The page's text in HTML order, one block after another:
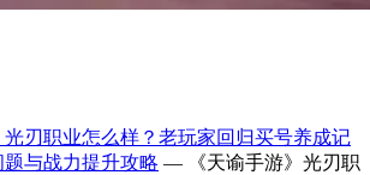
光刃职业怎么样？老玩家回归买号养成记
与战力提升攻略 — 《天谕手游》光刃职